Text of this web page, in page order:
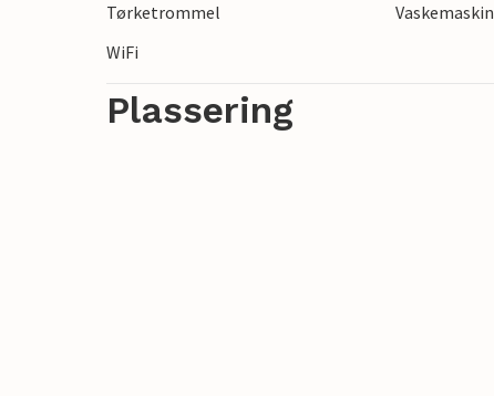
Tørketrommel
Vaskemaskin
WiFi
Plassering